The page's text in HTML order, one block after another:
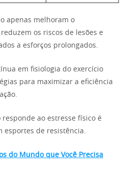
apenas melhoram o
os riscos de lesões e
a esforços prolongados.
em fisiologia do exercício
para maximizar a eficiência
ao estresse físico é
esportes de resistência.
do Mundo que Você Precisa